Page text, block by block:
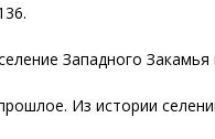
Западного
Из истории